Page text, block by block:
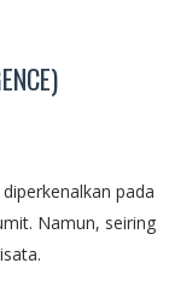
pada
Namun, seiring